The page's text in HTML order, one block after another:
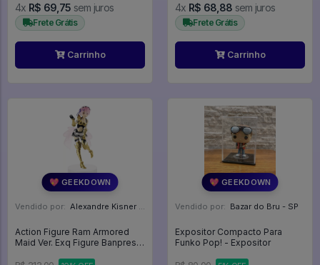
4x R$ 69,75 sem juros
Frete Grátis
Carrinho
4x R$ 68,88 sem juros
Frete Grátis
Carrinho
💖 GEEKDOWN
Vendido por: Alexandre Kisner - PR
Action Figure Ram Armored
Maid Ver. Exq Figure Banpresto
💖 GEEKDOWN
Vendido por: Bazar do Bru - SP
Expositor Compacto Para
Funko Pop! - Expositor